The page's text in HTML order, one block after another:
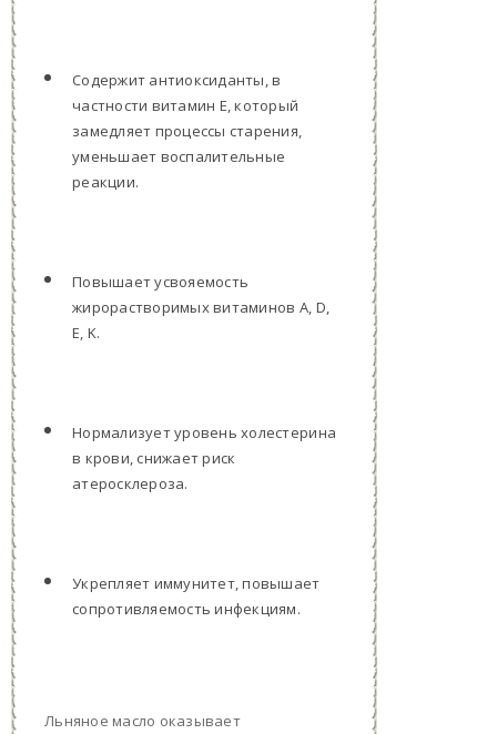
Содержит антиоксиданты, в
частности витамин E, который
замедляет процессы старения,
уменьшает воспалительные
реакции.
Повышает усвояемость
жирорастворимых витаминов A, D,
E, K.
Нормализует уровень холестерина
в крови, снижает риск
атеросклероза.
Укрепляет иммунитет, повышает
сопротивляемость инфекциям.
Льняное масло оказывает